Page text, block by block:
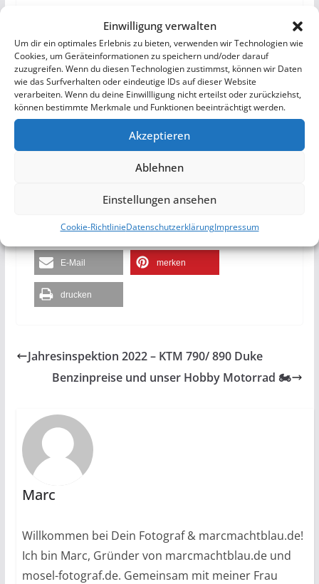
Einwilligung verwalten
Um dir ein optimales Erlebnis zu bieten, verwenden wir Technologien wie
Cookies, um Geräteinformationen zu speichern und/oder darauf
zuzugreifen. Wenn du diesen Technologien zustimmst, können wir Daten
wie das Surfverhalten oder eindeutige IDs auf dieser Website
verarbeiten. Wenn du deine Einwillligung nicht erteilst oder zurückziehst,
können bestimmte Merkmale und Funktionen beeinträchtigt werden.
Akzeptieren
Ablehnen
Einstellungen ansehen
Cookie-RichtlinieDatenschutzerklärungImpressum
Wir hoffen Dir haben unsereAusflugstipps für
Freudenstadtgefallen und du schaust wieder einmal
bei uns vorbei.
RSS-feed
teilen
teilen
teilen teilen
E-Mail merken
drucken
Jahresinspektion 2022 – KTM 790/ 890 Duke
Benzinpreise und unser Hobby Motorrad 🏍
Marc
Willkommen bei Dein Fotograf & marcmachtblau.de!
Ich bin Marc, Gründer von marcmachtblau.de und
mosel-fotograf.de. Gemeinsam mit meiner Frau